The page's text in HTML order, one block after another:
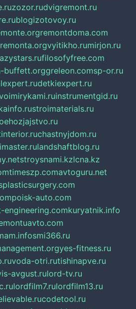
zozor.rudvigremont.ru
blogizotovoy.ru
remontdoma.com
vyitikho.rumirjon.ru
filosofyfree.com
buffett.orggreleon.comsp-or.ru
detkiexpert.ru
instrumentgid.ru
stroimaterials.ru
chastnyjdom.ru
landshaftblog.ru
stroysnami.kzlcna.kz
timeszp.comavtoguru.net
poisk-auto.com
engineering.comkuryatnik.info
smi366.ru
yes-fitness.ru
voda-otri.rutishinapve.ru
avgust.rulord-tv.ru
lordfilm7.rulordfilm13.ru
codetool.ru